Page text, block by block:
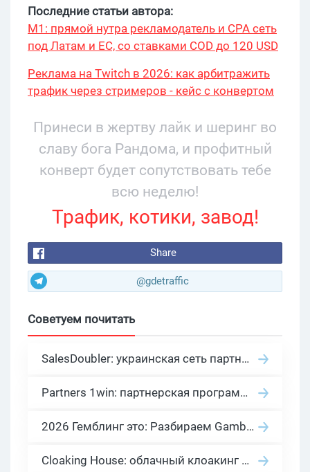
Последние статьи автора:
М1: прямой нутра рекламодатель и CPA сеть
под Латам и ЕС, со ставками COD до 120 USD
Реклама на Twitch в 2026: как арбитражить
трафик через стримеров - кейс с конвертом
Принеси в жертву лайк и шеринг во
славу бога Рандома, и профитный
конверт будет сопутствовать тебе
всю неделю!
Трафик, котики, завод!
Share
@gdetraffic
Советуем почитать
SalesDoubler: украинская сеть партнерских программ с оплатой за действие
Partners 1win: партнерская программа казино в нише гемблинг арбитраж
2026 Гемблинг это: Разбираем Gambling вертикаль, и все что связано с гемблинг и беттинг офферами
Cloaking House: облачный клоакинг для фильтрации ботов FB и Google Ads — гайд PHP-интеграции 2026